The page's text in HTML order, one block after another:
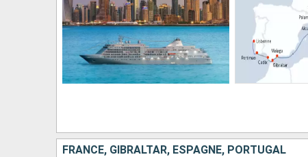
FRANCE, GIBRALTAR, ESPAGNE, PORTUGAL